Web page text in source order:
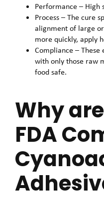
Performance – High
Process – The cure
alignment of large
more quickly, apply
Compliance –
with only those raw
food safe.
Why
FDA